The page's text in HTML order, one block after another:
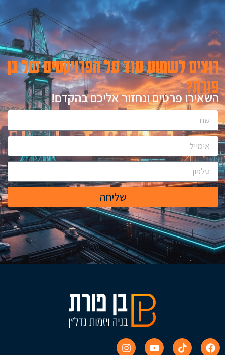
רוצים לשמוע עוד על הפרויקטים של בן
פורת?
השאירו פרטים ונחזור אליכם בהקדם!
שליחה